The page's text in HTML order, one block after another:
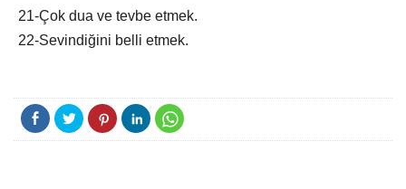
21-Çok dua ve tevbe etmek.
22-Sevindiğini belli etmek.